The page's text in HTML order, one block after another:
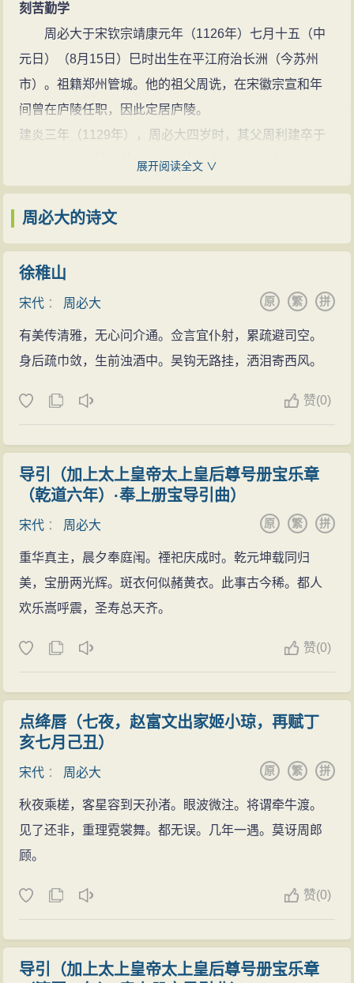
周必大曾在乡里建三忠堂，因欧阳修（谥文忠）、
杨邦乂（谥忠襄）、胡铨（谥忠简）都是庐陵人，也都
是周必大平生所敬慕的人，所以周必大撰文记述他们的
事迹，这是他的绝笔。
诗词歌赋，“皆奥博词雄”。书法“浑厚刚劲，自成一体”。
周必大有诗600多首。他的诗有的善于状物，如《池
阳四咏·翠微亭》中的“地占齐山最上头，州城宛在水中
洲；蜿蜒正作双虹堕，吸住江河万里流”，比喻浅近新
颖。又如《游庐山佛手岩雪霁望南山》中的“十日顽阴不
在南”，气骨稍弱，却清新淡雅。
他喜欢用典，未能摆脱江西诗派的影响。他执掌内外制
时间很长，不少代表朝廷的重要文章，都由他撰写。如
《岳飞叙复元官制》，词婉义正，是宋代骈文佳作。
他的序文如《〈皇朝文鉴〉序》，写得典重雅正。
题跋如《题陆务观送其子赴官诗》，游记如《南归录》
所写游石湖，则颇富情致。总的说来，这类散文内容丰
周必大知识渊博，熟悉当朝人物、掌故。在他的散
料。他的神道碑、墓志铭一类文字，主次分明，颇有史
法，往往为元代修《宋史》者所取材。
周必大著有《玉堂类稿》等八十一种，共一百三十
四万余言。后人将其遗作辑为《益国周文忠公全集》，
计二百卷，其中包括《省斋文稿》、《平园续稿》、
《省斋别稿》、《二老堂诗话》等24种，有清咸丰刊
本。其中《玉堂大记》、《二老堂诗话》选入《四库全
的四大类书之一的《文苑英华》计一千卷，还刊刻了
本”被历代名家奉为私家刻书的典范。
刻苦勤学
周必大于宋钦宗靖康元年（1126年）七月十五（中
元日）（8月15日）巳时出生在平江府治长洲（今苏州
市）。祖籍郑州管城。他的祖父周诜，在宋徽宗宣和年
间曾在庐陵任职，因此定居庐陵。
建炎三年（1129年），周必大四岁时，其父周利建卒于
扬州，周必大被寄养在外祖母家，由母亲王氏督促他读
书；十二岁时，母亲又去世了，只好跟随伯父去广东；
十四岁时回庐陵，不久，又随伯父辗转各地。周必大青
文章起家
迪功郎、徽州司户参军。同年，娶司封郎官王葆之女为
妻，之后又回到江西。
绍兴二十七年（1157年），举博学宏词科，被任命
的人才（掌制手）。”被任命为秘书省正字。馆职再次召
试的例子从此开始。此后，周必大兼国史院编修，拜官
宋孝宗即位后，周必大拜官起居郎。直接到孝宗面
前奏事，孝宗说：“朕过去看过你写的文章，把你的近作
拿来看看。”孝宗当初亲临经筵，周必大奏道：“经筵并不
是分析文章讲解句子的地方，想从容不迫地了解情况，
之前，左右史之职空缺，史料记注中断、累积许
多，周必大奏请必须记下君臣的言行举止，他日夜兼程
修史，每月一次呈给孝宗看。孝宗便命周必大兼任编类
圣政所详定官，又兼权任中书舍人。
此后又权任给事中，他在任内封驳政令失当之处，
有关法令，周必大竭力争执，认为此举不妥。孝宗说：
“原以为你只会写文章，没想到你如此刚强正直。”金国索
展开阅读全文 ∨
周必大的诗文
徐稚山
宋代 ： 周必大 拼
繁
原
有美传清雅，无心问介通。佥言宜仆射，累疏避司空。
身后疏巾敛，生前浊酒中。吴钩无路挂，洒泪寄西风。
赞(0)
导引（加上太上皇帝太上皇后尊号册宝乐章
（乾道六年）·奉上册宝导引曲）
宋代 ： 周必大 拼
繁
原
重华真主，晨夕奉庭闱。禋祀庆成时。乾元坤载同归
美，宝册两光辉。斑衣何似赭黄衣。此事古今稀。都人
欢乐嵩呼震，圣寿总天齐。
赞(0)
点绛唇（七夜，赵富文出家姬小琼，再赋丁
亥七月己丑）
宋代 ： 周必大 拼
繁
原
秋夜乘槎，客星容到天孙渚。眼波微注。将谓牵牛渡。
见了还非，重理霓裳舞。都无误。几年一遇。莫讶周郎
顾。
赞(0)
导引（加上太上皇帝太上皇后尊号册宝乐章